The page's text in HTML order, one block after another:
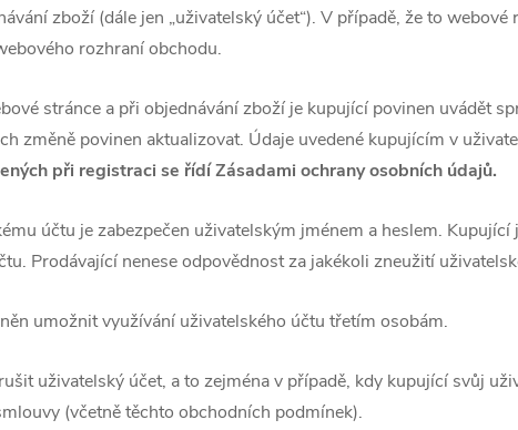
zboží (dále jen „uživatelský účet“). V případě, že to
rozhraní obchodu.
stránce a při objednávání zboží je kupující povinen uvádět
změně povinen aktualizovat. Údaje uvedené kupujícím v
při registraci se řídí Zásadami ochrany osobních údajů.
účtu je zabezpečen uživatelským jménem a heslem.
Prodávající nenese odpovědnost za jakékoli zneužití
umožnit využívání uživatelského účtu třetím osobám.
uživatelský účet, a to zejména v případě, kdy kupující svůj
(včetnětěchto obchodních podmínek).